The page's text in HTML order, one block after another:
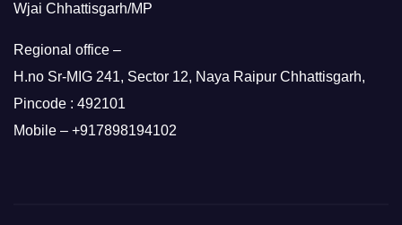
Wjai Chhattisgarh/MP
Regional office –
H.no Sr-MIG 241, Sector 12, Naya Raipur Chhattisgarh,
Pincode : 492101
Mobile – +917898194102